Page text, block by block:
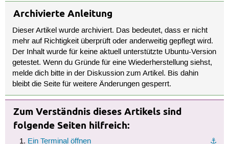
Archivierte Anleitung
Dieser Artikel wurde archiviert. Das bedeutet, dass er nicht
mehr auf Richtigkeit überprüft oder anderweitig gepflegt wird.
Der Inhalt wurde für keine aktuell unterstützte Ubuntu-Version
getestet. Wenn du Gründe für eine Wiederherstellung siehst,
melde dich bitte in der Diskussion zum Artikel. Bis dahin
bleibt die Seite für weitere Änderungen gesperrt.
Zum Verständnis dieses Artikels sind
folgende Seiten hilfreich:
⚓︎
Ein Terminal öffnen